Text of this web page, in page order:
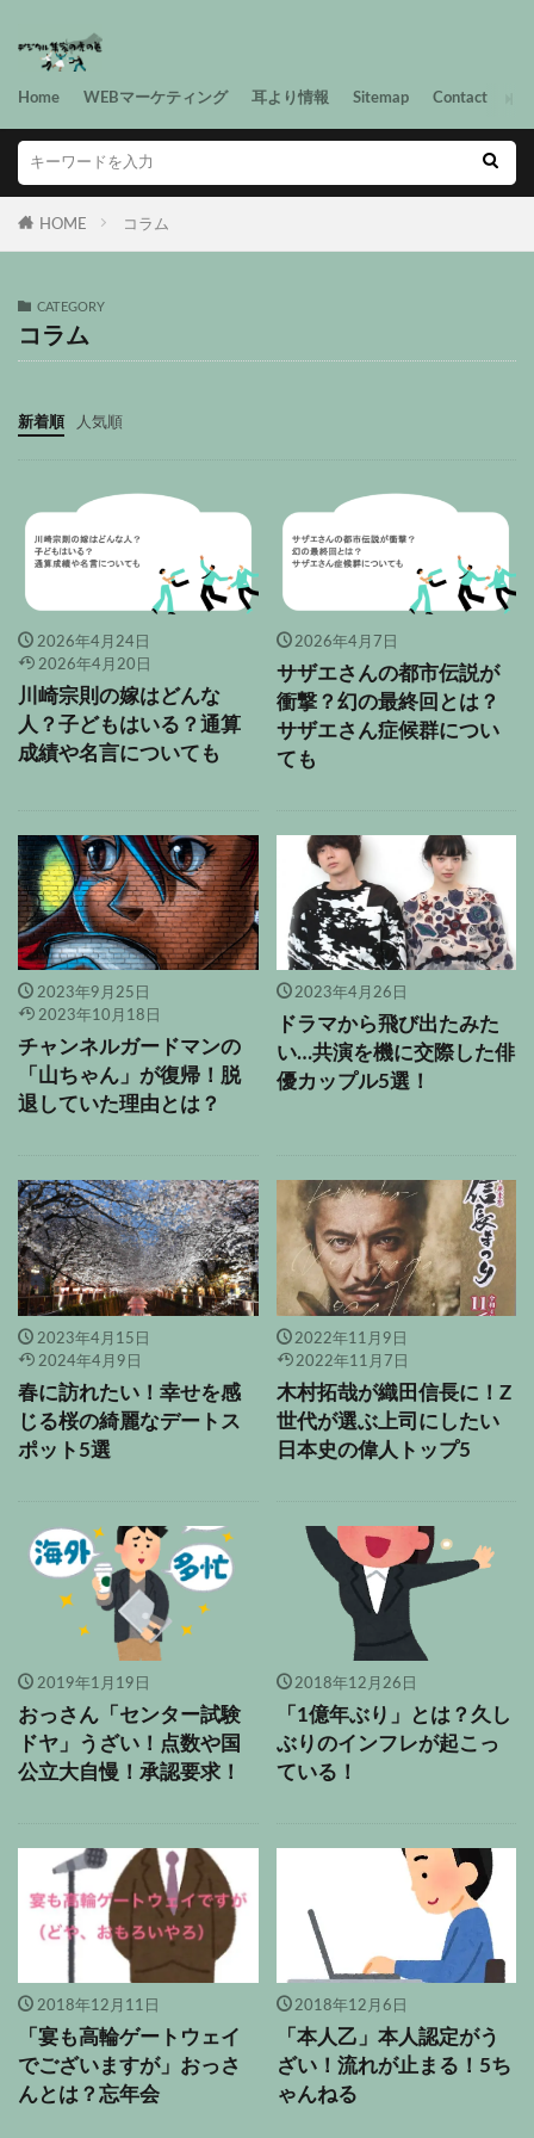
Home WEBマーケティング 耳より情報 Sitemap Contact
HOME コラム
CATEGORY
コラム
新着順 人気順
2026年4月24日
2026年4月20日
川崎宗則の嫁はどんな
人？子どもはいる？通算
成績や名言についても
2026年4月7日
サザエさんの都市伝説が
衝撃？幻の最終回とは？
サザエさん症候群につい
ても
2023年9月25日
2023年10月18日
チャンネルガードマンの
「山ちゃん」が復帰！脱
退していた理由とは？
2023年4月26日
ドラマから飛び出たみた
い…共演を機に交際した俳
優カップル5選！
2023年4月15日
2024年4月9日
春に訪れたい！幸せを感
じる桜の綺麗なデートス
ポット5選
2022年11月9日
2022年11月7日
木村拓哉が織田信長に！Z
世代が選ぶ上司にしたい
日本史の偉人トップ5
2019年1月19日
おっさん「センター試験
ドヤ」うざい！点数や国
公立大自慢！承認要求！
2018年12月26日
「1億年ぶり」とは？久し
ぶりのインフレが起こっ
ている！
2018年12月11日
「宴も高輪ゲートウェイ
でございますが」おっさ
んとは？忘年会
2018年12月6日
「本人乙」本人認定がう
ざい！流れが止まる！5ち
ゃんねる